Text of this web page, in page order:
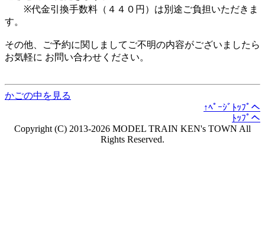
※代金引換手数料（４４０円）は別途ご負担いただきま
す。
その他、ご予約に関しましてご不明の内容がございましたら
お気軽に お問い合わせください。
かごの中を見る
↑ﾍﾟｰｼﾞﾄｯﾌﾟへ
ﾄｯﾌﾟへ
Copyright (C) 2013-2026 MODEL TRAIN KEN's TOWN All
Rights Reserved.